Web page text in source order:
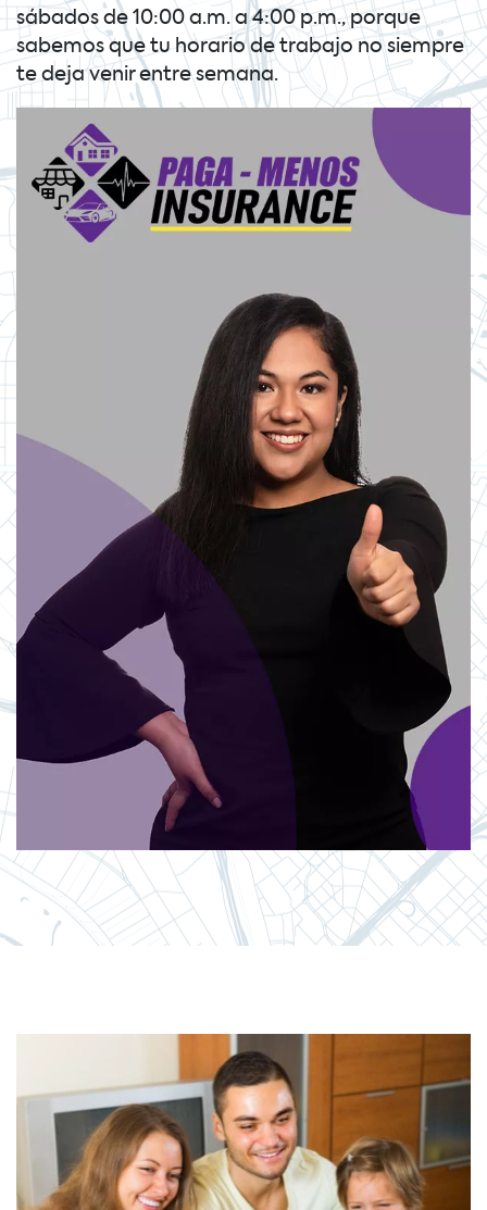
sábados de 10:00 a.m. a 4:00 p.m., porque
sabemos que tu horario de trabajo no siempre
te deja venir entre semana.